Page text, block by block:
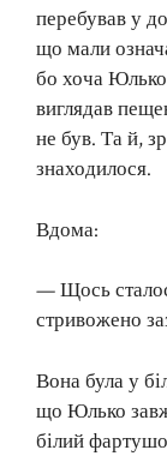
перебував у
що мали
бо хоча
виглядав
не був. Та й,
знаходилося.
Вдома:
— Щось
стривожено
Вона була у
що Юлько
білий